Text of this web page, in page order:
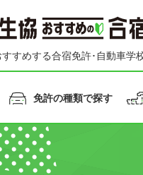
すめの合宿免許
すめする合宿免許･自動車学
免許の種類で探す